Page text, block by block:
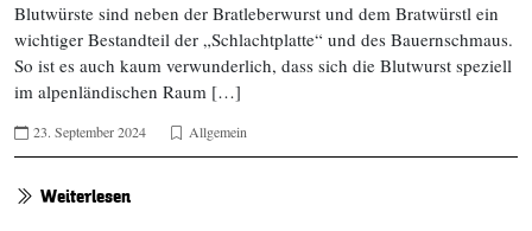
Blutwürste sind neben der Bratleberwurst und dem Bratwürstl ein
wichtiger Bestandteil der „Schlachtplatte“ und des Bauernschmaus.
So ist es auch kaum verwunderlich, dass sich die Blutwurst speziell
im alpenländischen Raum […]
23. September 2024 Allgemein
Weiterlesen